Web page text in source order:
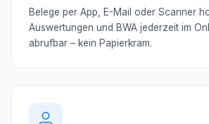
Belege per App, E-Mail oder Scanner
Auswertungen und BWA jederzeit im
abrufbar – kein Papierkram.